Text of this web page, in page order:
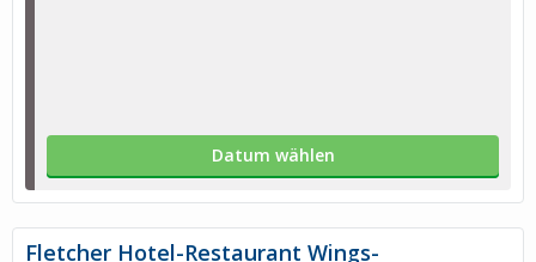
Datum wählen
Fletcher Hotel-Restaurant Wings-